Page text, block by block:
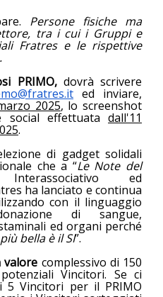
Persone fisiche ma
tra i cui i Gruppi e
Fratres e le rispettive
PRIMO,dovrà scrivere
ed inviare,
2025, lo screenshot
social effettuata dall'11
.
di gadget solidali
che a “Le Note del
ed
ha lanciato e continua
con il linguaggio
di sangue,
ed organi perché
bella è il SI”.
valore complessivo di 150
Vincitori. Se ci
5 Vincitori per il PRIMO